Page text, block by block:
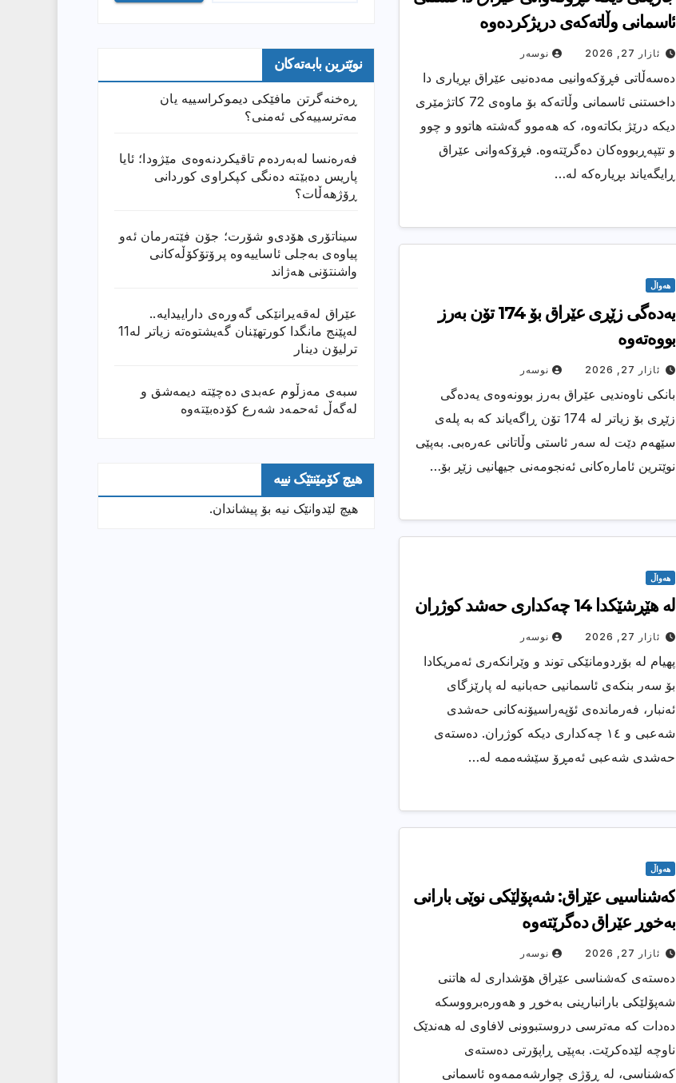
ئاسمانی وڵاتەكەی دریژکردەوە
ئازار 27, 2026 نوسەر
دەسەڵاتی فڕۆكەوانیی مەدەنیی عێراق بڕیاری دا
داخستنی ئاسمانی وڵاتەكە بۆ ماوەی 72 كاتژمێری
دیكە درێژ بكاتەوە، كە هەموو گەشتە هاتوو و چوو
و تێپەڕبووەكان دەگرێتەوە. فڕۆكەوانی عێراق
ڕایگەیاند بڕیارەكە لە…
هەواڵ
یەدەگی زێڕی عێراق بۆ 174 تۆن بەرز
بووەتەوە
ئازار 27, 2026 نوسەر
بانكی ناوەندیی عێراق بەرز بوونەوەی یەدەگی
زێڕی بۆ زیاتر لە 174 تۆن ڕاگەیاند كە بە پلەی
سێهەم دێت لە سەر ئاستی وڵاتانی عەرەبی. بەپێی
نوێترین ئامارەكانی ئەنجومەنی جیهانیی زێڕ بۆ…
هەواڵ
له‌ هێڕشێكدا 14 چه‌كداری حه‌شد كوژران
ئازار 27, 2026 نوسەر
پهیام لە بۆردومانێکی توند و وێرانکەرى ئەمریکادا
بۆ سەر بنکەی ئاسمانیی حەبانیە لە پارێزگای
ئەنبار، فەرماندەی ئۆپەراسیۆنەکانی حەشدی
شەعبی و ١٤ چەکداری دیکە کوژران. دەستەی
حەشدی شەعبی ئەمڕۆ سێشەممە لە…
هەواڵ
كه‌شناسیی عێراق: شه‌پۆلێكی نوێی بارانی
به‌خوڕ عێراق ده‌گرێته‌وه‌
ئازار 27, 2026 نوسەر
دەستەی کەشناسی عێراق هۆشداری لە هاتنی
شەپۆلێکی بارانبارینی بەخوڕ و هەورەبرووسکە
دەدات کە مەترسی دروستبوونی لافاوی لە هەندێک
ناوچە لێدەکرێت. بەپێی ڕاپۆرتی دەستەی
کەشناسی، لە ڕۆژی چوارشەممەوە ئاسمانی
نوێترین بابەتەکان
ڕەخنەگرتن مافێکی دیموکراسییە یان
مەترسییەکی ئەمنی؟
فەرەنسا لەبەردەم تاقیکردنەوەی مێژودا؛ ئایا
پاریس دەبێتە دەنگی کپکراوی کوردانی
ڕۆژھەڵات؟
سیناتۆری هۆدی‌و شۆرت؛ جۆن فێتەرمان ئەو
پیاوەی بەجلی ئاساییەوە پرۆتۆکۆڵەکانی
واشنتۆنی هەژاند
عێراق له‌قه‌یرانێكى گه‌وره‌ى داراییدایه‌..
له‌پێنج مانگدا كورتهێنان گه‌یشتوه‌ته‌ زیاتر له‌11
ترلیۆن دینار
سبەی مەزڵوم عەبدی دەچێتە دیمەشق و
لەگەڵ ئەحمەد شەرع کۆدەبێتەوە
هیچ کۆمێنتێک نییە
هیچ لێدوانێک نیە بۆ پیشاندان.